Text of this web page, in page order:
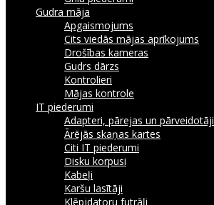
Gudra māja
Apgaismojums
Cits viedās mājas aprīkojums
Drošības kameras
Gudrs dārzs
Kontrolieri
Mājas kontrole
IT piederumi
Adapteri, pārejas un pārveidotāji
Ārējās skaņas kartes
Citi IT piederumi
Disku korpusi
Kabeļi
Karšu lasītāji
Klēpjdatoru futrāļi